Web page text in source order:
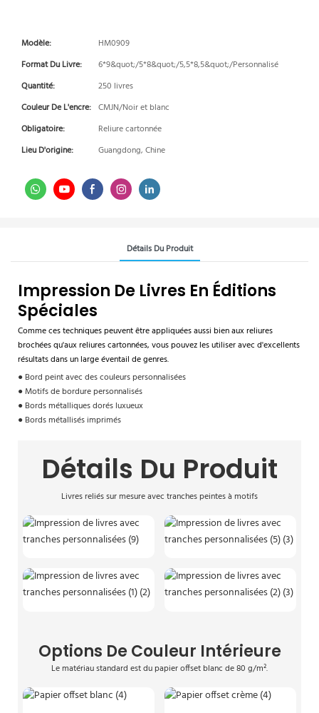
Modèle:
HM0909
Format Du Livre:
6*9&quot;/5*8&quot;/5,5*8,5&quot;/Personnalisé
Quantité:
250 livres
Couleur De L'encre: CMJN/Noir et blanc
Obligatoire:
Reliure cartonnée
Lieu D'origine:
Guangdong, Chine
Détails Du Produit
Impression De Livres En Éditions
Spéciales
Comme ces techniques peuvent être appliquées aussi bien aux reliures
brochées qu'aux reliures cartonnées, vous pouvez les utiliser avec d'excellents
résultats dans un large éventail de genres.
● Bord peint avec des couleurs personnalisées
● Motifs de bordure personnalisés
● Bords métalliques dorés luxueux
● Bords métallisés imprimés
Détails Du Produit
Livres reliés sur mesure avec tranches peintes à motifs
Options De Couleur Intérieure
Le matériau standard est du papier offset blanc de 80 g/m².